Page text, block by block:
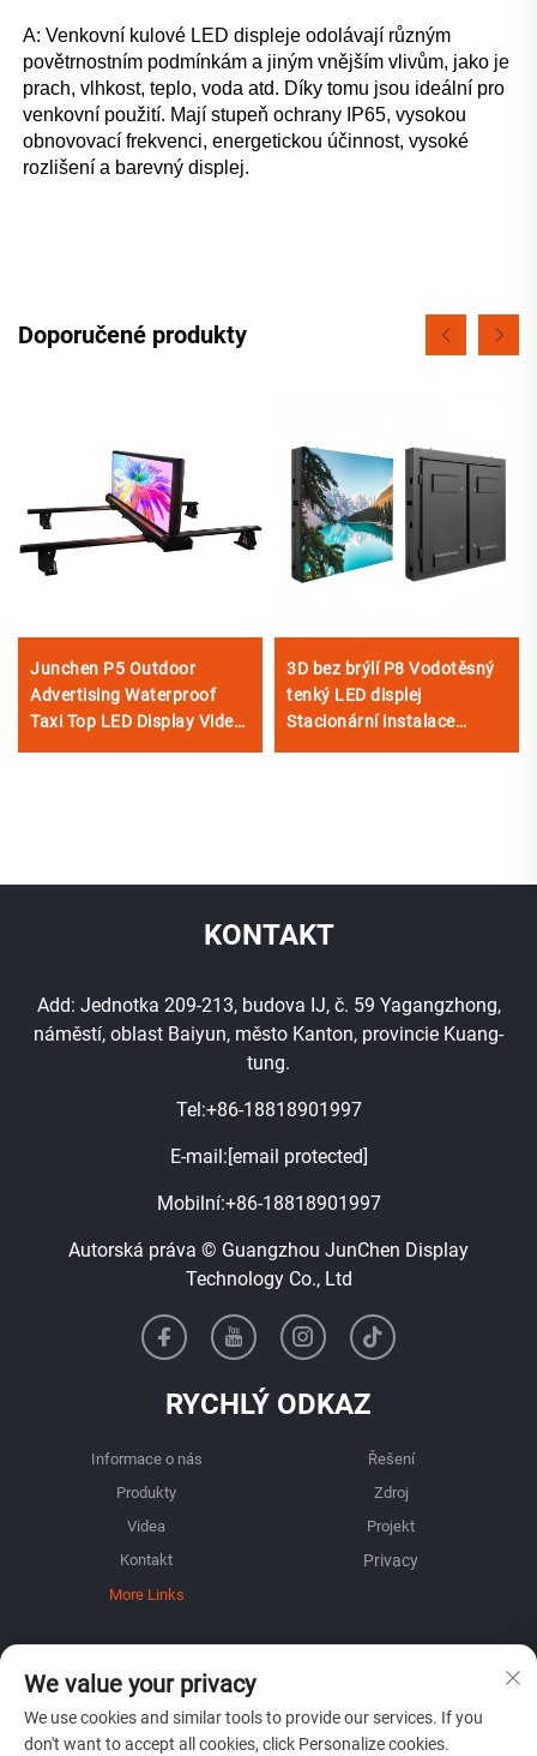
A: Venkovní kulové LED displeje odolávají různým
povětrnostním podmínkám a jiným vnějším vlivům, jako je
prach, vlhkost, teplo, voda atd. Díky tomu jsou ideální pro
venkovní použití. Mají stupeň ochrany IP65, vysokou
obnovovací frekvenci, energetickou účinnost, vysoké
rozlišení a barevný displej.
Doporučené produkty
Junchen P5 Outdoor
Advertising Waterproof
Taxi Top LED Display Video
3D bez brýlí P8 Vodotěsný
tenký LED displej
Stacionární instalace
KONTAKT
Add: Jednotka 209-213, budova IJ, č. 59 Yagangzhong,
náměstí, oblast Baiyun, město Kanton, provincie Kuang-
tung.
Tel:+86-18818901997
E-mail:[email protected]
Mobilní:+86-18818901997
Autorská práva © Guangzhou JunChen Display
Technology Co., Ltd
RYCHLÝ ODKAZ
Informace o nás
Řešení
Produkty
Zdroj
Videa
Projekt
Kontakt
More Links
Přihlaste se k odběru našeho týdenního newsletteru
We value your privacy
We use cookies and similar tools to provide our services. If you
don't want to accept all cookies, click Personalize cookies.